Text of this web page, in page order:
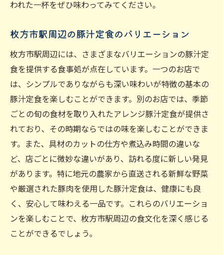
新鮮な地元食材で作る豚汁定食の魅力
新しい地元食材との出会い
極上の豚汁定食を提供する店の魅力
枚方市駅で味わう季節の豚汁定食の魅力
季節ごとの豚汁定食の楽しみ方
旬の食材を使った豚汁定食の魅力
季節限定の豚汁定食の見つけ方
枚方市駅で楽しむ季節の豚汁
季節感を楽しめる豚汁定食のポイント
四季折々の豚汁定食を味わうメリット
枚方市駅周辺の絶品豚汁定食を楽しむ方法
美味しい豚汁定食を見つけるコツ
枚方市駅周辺の豚汁定食店ガイド
われた一杯をぜひ味わってみてください。
枚方市駅周辺の豚汁定食のバリエーション
枚方市駅周辺には、さまざまなバリエーションの豚汁定
食を提供する食事処が点在しています。一つのお店で
は、シンプルでありながらも深い味わいが特徴の基本の
豚汁定食を楽しむことができます。別のお店では、季節
ごとの旬の食材を取り入れたアレンジ豚汁定食が提供さ
れており、その時期ならではの味を楽しむことができま
す。また、具材のカットの仕方や煮込み時間の違いな
ど、店ごとに微妙な違いがあり、訪れる度に新しい発見
があります。特に地元の農家から直送される新鮮な野菜
や厳選された豚肉を使用した豚汁定食は、健康にも良
く、安心して味わえる一品です。これらのバリエーショ
ンを楽しむことで、枚方市駅周辺の食文化を深く感じる
ことができるでしょう。